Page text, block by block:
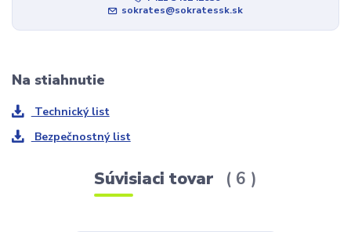
sokrates@sokratessk.sk
Na stiahnutie
Technický list
Bezpečnostný list
Súvisiaci tovar 6